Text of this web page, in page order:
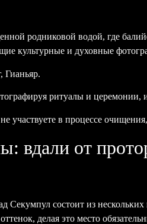
родниковой водой, где
культурные и духовные
Гианьяр.
ритуалы и церемонии,
участвуете в процессе
вдали от
Секумпул состоит из
делая это место